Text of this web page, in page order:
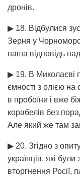
дронів.
▶ 18. Відбулися
Зерня у
наша відповідь
▶ 19. В Миколаєві
ємності з олією на
в пробоїни і вже
корабелів без
Але який же там
▶ 20. Згідно з
українців, які
вторгнення Росії,